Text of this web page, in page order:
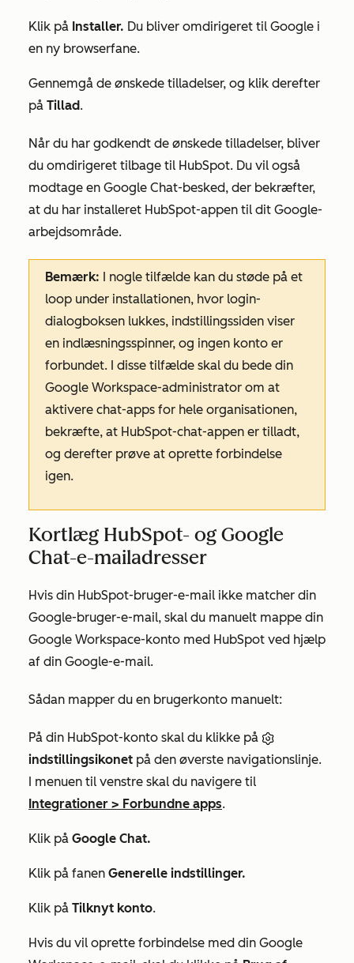
Klik på Installer. Du bliver omdirigeret til Google i
en ny browserfane.
Gennemgå de ønskede tilladelser, og klik derefter
på Tillad.
Når du har godkendt de ønskede tilladelser, bliver
du omdirigeret tilbage til HubSpot. Du vil også
modtage en Google Chat-besked, der bekræfter,
at du har installeret HubSpot-appen til dit Google-
arbejdsområde.
Bemærk: I nogle tilfælde kan du støde på et
loop under installationen, hvor login-
dialogboksen lukkes, indstillingssiden viser
en indlæsningsspinner, og ingen konto er
forbundet. I disse tilfælde skal du bede din
Google Workspace-administrator om at
aktivere chat-apps for hele organisationen,
bekræfte, at HubSpot-chat-appen er tilladt,
og derefter prøve at oprette forbindelse
igen.
Kortlæg HubSpot- og Google
Chat-e-mailadresser
Hvis din HubSpot-bruger-e-mail ikke matcher din
Google-bruger-e-mail, skal du manuelt mappe din
Google Workspace-konto med HubSpot ved hjælp
af din Google-e-mail.
Sådan mapper du en brugerkonto manuelt:
På din HubSpot-konto skal du klikke på
indstillingsikonet på den øverste navigationslinje.
I menuen til venstre skal du navigere til
Integrationer > Forbundne apps.
Klik på Google Chat.
Klik på fanen Generelle indstillinger.
Klik på Tilknyt konto.
Hvis du vil oprette forbindelse med din Google